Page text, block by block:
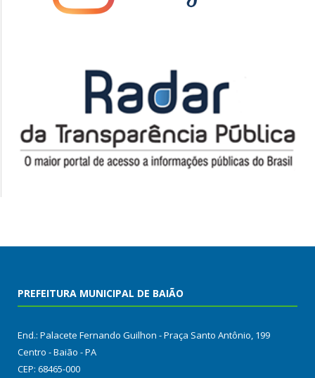
PREFEITURA MUNICIPAL DE BAIÃO
End.: Palacete Fernando Guilhon - Praça Santo Antônio, 199
Centro - Baião - PA
CEP: 68465-000